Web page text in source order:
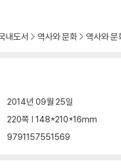
내도서 역사와 문화 역사와 문
2014년 09월 25일
220쪽 | 148*210*16mm
9791157551569